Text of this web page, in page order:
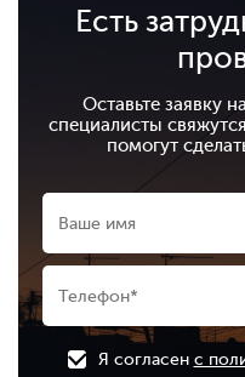
Есть
Оставьте заявку
специалисты
помогут
Я согласен с